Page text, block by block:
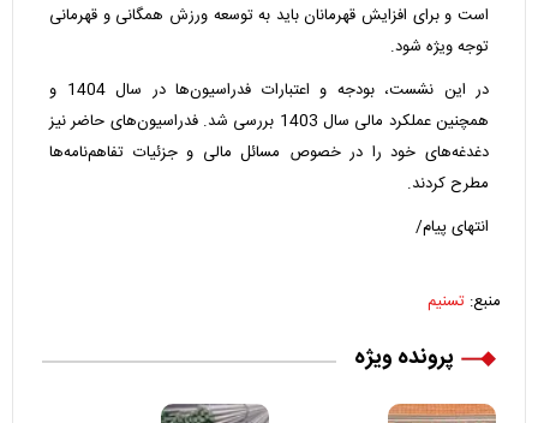
است و برای افزایش قهرمانان باید به توسعه ورزش همگانی و قهرمانی
توجه ویژه شود.
در این نشست، بودجه و اعتبارات فدراسیون‌ها در سال 1404 و
همچنین عملکرد مالی سال 1403 بررسی شد. فدراسیون‌های حاضر نیز
دغدغه‌های خود را در خصوص مسائل مالی و جزئیات تفاهم‌نامه‌ها
مطرح کردند.
انتهای پیام/
منبع: تسنیم
پرونده ویژه